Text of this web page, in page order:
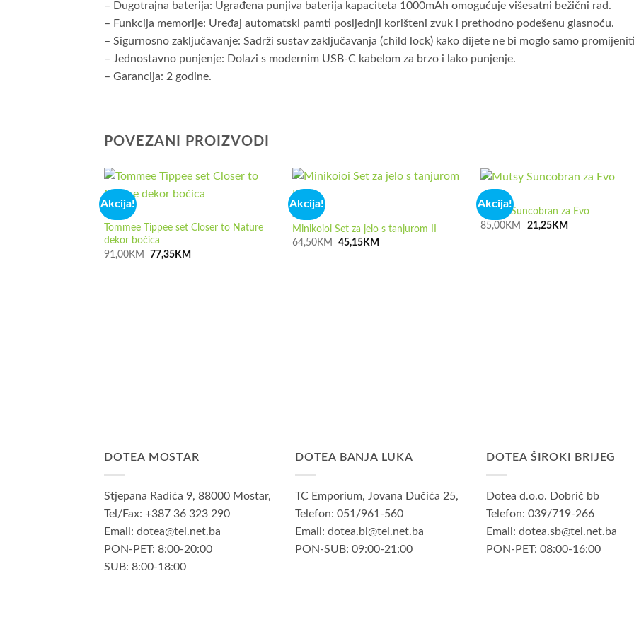
– Dugotrajna baterija: Ugrađena punjiva baterija kapaciteta 1000mAh omogućuje višesatni bežični rad.
– Funkcija memorije: Uređaj automatski pamti posljednji korišteni zvuk i prethodno podešenu glasnoću.
– Sigurnosno zaključavanje: Sadrži sustav zaključavanja (child lock) kako dijete ne bi moglo samo
– Jednostavno punjenje: Dolazi s modernim USB-C kabelom za brzo i lako punjenje.
– Garancija: 2 godine.
POVEZANI PROIZVODI
Akcija!
AKCIJA
Tommee Tippee set Closer to Nature
dekor bočica
91,00KM Izvorna
77,35 KMTrenutna
Akcija!
AKCIJA
Minikoioi Set za jelo s tanjurom II
64,50KM Izvorna
45,15 KM
Akcija!
Mutsy Suncobran za Evo
85,00KM
Izvorna
21,25KMTrenutna
DOTEA MOSTAR
Stjepana Radića 9, 88000 Mostar,
Tel/Fax: +387 36 323 290
Email: dotea@tel.net.ba
PON-PET: 8:00-20:00
SUB: 8:00-18:00
DOTEA BANJA LUKA
TC Emporium, Jovana Dučića 25,
Telefon: 051/961-560
Email: dotea.bl@tel.net.ba
PON-SUB: 09:00-21:00
DOTEA ŠIROKI BRIJEG
Dotea d.o.o. Dobrič bb
Telefon: 039/719-266
Email: dotea.sb@tel.net.ba
PON-PET: 08:00-16:00